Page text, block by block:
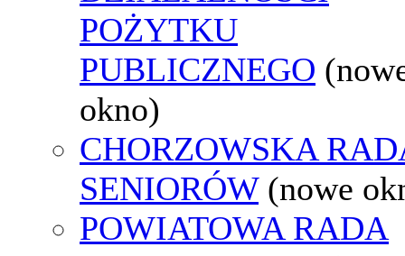
POŻYTKU
PUBLICZNEGO
okno)
CHORZOWSKA
SENIORÓW (nowe
POWIATOWA RADA